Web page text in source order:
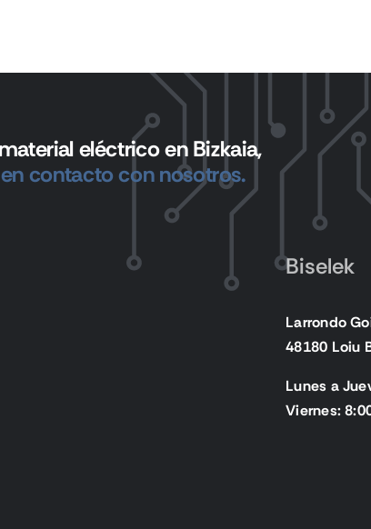
eléctrico en Bizkaia,
contacto con nosotros.
Biselek
Larrondo
48180 Loiu
Lunes a
Viernes: